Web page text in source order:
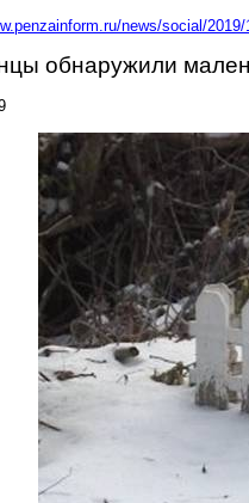
news/social/
обнаружили